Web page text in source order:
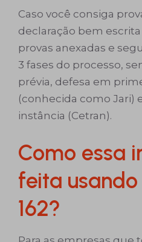
Caso você consiga
declaração bem
provas anexadas e
3 fases do processo,
prévia, defesa em
(conhecida como Jari)
instância (Cetran).
Como essa
feita
162?